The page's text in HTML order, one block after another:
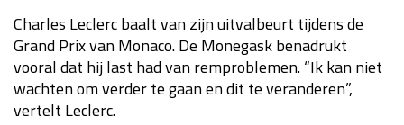
Kwalificatie
za 23:00 - 00:00
Race
zo 21:00 - 23:00
Kwalificatie
za 19:00 - 20:00
Race
Charles Leclerc baalt van zijn uitvalbeurt tijdens de
Grand Prix van Monaco. De Monegask benadrukt
vooral dat hij last had van remproblemen. “Ik kan niet
wachten om verder te gaan en dit te veranderen”,
vertelt Leclerc.